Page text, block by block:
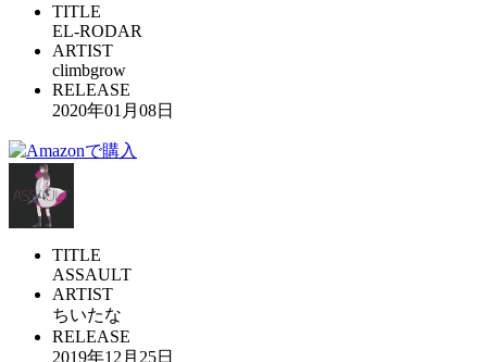
TITLE
EL-RODAR
ARTIST
climbgrow
RELEASE
2020年01月08日
TITLE
ASSAULT
ARTIST
ちいたな
RELEASE
2019年12月25日